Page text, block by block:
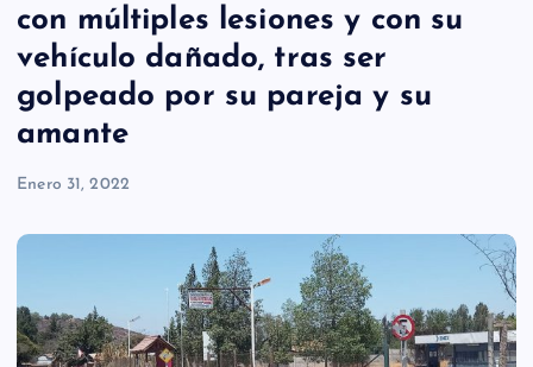
con múltiples lesiones y con su
vehículo dañado, tras ser
golpeado por su pareja y su
amante
Enero 31, 2022